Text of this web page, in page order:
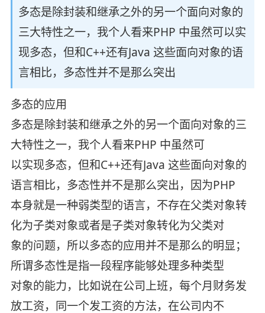
多态是除封装和继承之外的另一个面向对象的
三大特性之一，我个人看来PHP 中虽然可以实
现多态，但和C++还有Java 这些面向对象的语
言相比，多态性并不是那么突出
多态的应用
多态是除封装和继承之外的另一个面向对象的三
大特性之一，我个人看来PHP 中虽然可
以实现多态，但和C++还有Java 这些面向对象的
语言相比，多态性并不是那么突出，因为PHP
本身就是一种弱类型的语言，不存在父类对象转
化为子类对象或者是子类对象转化为父类对
象的问题，所以多态的应用并不是那么的明显；
所谓多态性是指一段程序能够处理多种类型
对象的能力，比如说在公司上班，每个月财务发
放工资，同一个发工资的方法，在公司内不